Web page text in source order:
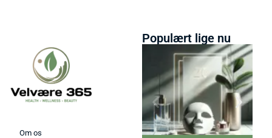
Om os
Populært lige nu